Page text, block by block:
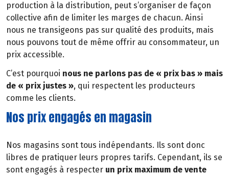
production à la distribution, peut s’organiser de façon
collective afin de limiter les marges de chacun. Ainsi
nous ne transigeons pas sur qualité des produits, mais
nous pouvons tout de même offrir au consommateur, un
prix accessible.
C’est pourquoi nous ne parlons pas de « prix bas » mais
de « prix justes », qui respectent les producteurs
comme les clients.
Nos prix engagés en magasin
Nos magasins sont tous indépendants. Ils sont donc
libres de pratiquer leurs propres tarifs. Cependant, ils se
sont engagés à respecter un prix maximum de vente